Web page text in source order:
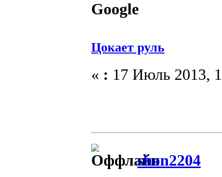
Google
Цокает руль
« : 17 Июль 2013,
shon2204